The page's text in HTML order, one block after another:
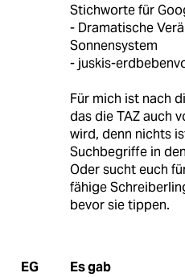
Stichworte für
- Dramatische
Sonnensystem
- juskis-
Für mich ist nach
das die TAZ auch
wird, denn nichts
Suchbegriffe in
Oder sucht euch
fähige
bevor sie tippen.
EG Es gab